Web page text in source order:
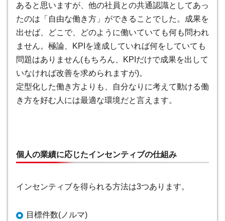
あると思いますが、他の社員との共通認識としてあっ
たのは 「自由な働き方」ができること でした。成果を
出せば、どこで、どのように働いていても何も問われ
ません。極論、KPIを達成していれば何をしていても
問題はありません(もちろん、KPIだけで成果を出して
いなければ改善を求められますが)。
定型化した働き方よりも、自分なりに考えて動ける働
き方を好む人には最適な環境だと言えます。
個人の業績に応じたインセンティブの仕組み
インセンティブを得られる方法は3つあります。
目標件数(ノルマ)